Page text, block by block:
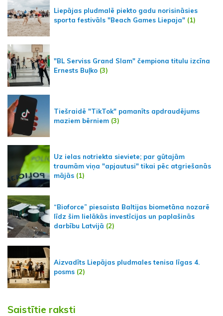
Liepājas pludmalē piekto gadu norisināsies
sporta festivāls "Beach Games Liepaja" (1)
"BL Serviss Grand Slam" čempiona titulu izcīna
Ernests Buļko (3)
Tiešraidē "TikTok" pamanīts apdraudējums
maziem bērniem (3)
Uz ielas notriekta sieviete; par gūtajām
traumām viņa "apjautusi" tikai pēc atgriešanās
mājās (1)
“Bioforce” piesaista Baltijas biometāna nozarē
līdz šim lielākās investīcijas un paplašinās
darbību Latvijā (2)
Aizvadīts Liepājas pludmales tenisa līgas 4.
posms (2)
Saistītie raksti